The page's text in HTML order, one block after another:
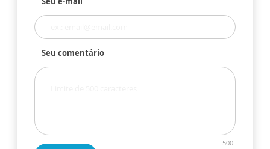
Seu comentário
500